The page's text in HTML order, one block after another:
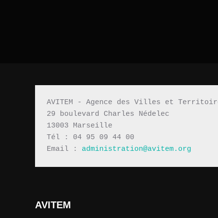
AVITEM - Agence des Villes et
29 boulevard Charles Nédelec
13003 Marseille
Tél : 04 95 09 44 00
Email : administration@avitem.org
AVITEM